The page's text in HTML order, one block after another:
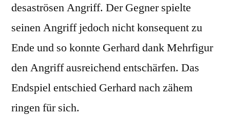
desaströsen Angriff. Der Gegner spielte
seinen Angriff jedoch nicht konsequent zu
Ende und so konnte Gerhard dank Mehrfigur
den Angriff ausreichend entschärfen. Das
Endspiel entschied Gerhard nach zähem
ringen für sich.